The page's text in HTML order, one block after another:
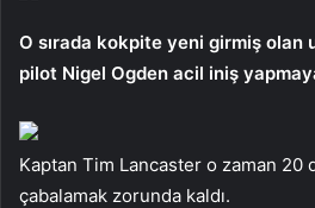
O sırada kokpite yeni girmiş olan
pilot Nigel Ogden acil iniş
Kaptan Tim Lancaster o zaman 20
çabalamak zorunda kaldı.